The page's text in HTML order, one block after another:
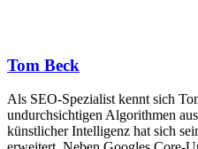
Tom Beck
Als SEO-Spezialist kennt sich
undurchsichtigen Algorithmen
künstlicher Intelligenz hat sich